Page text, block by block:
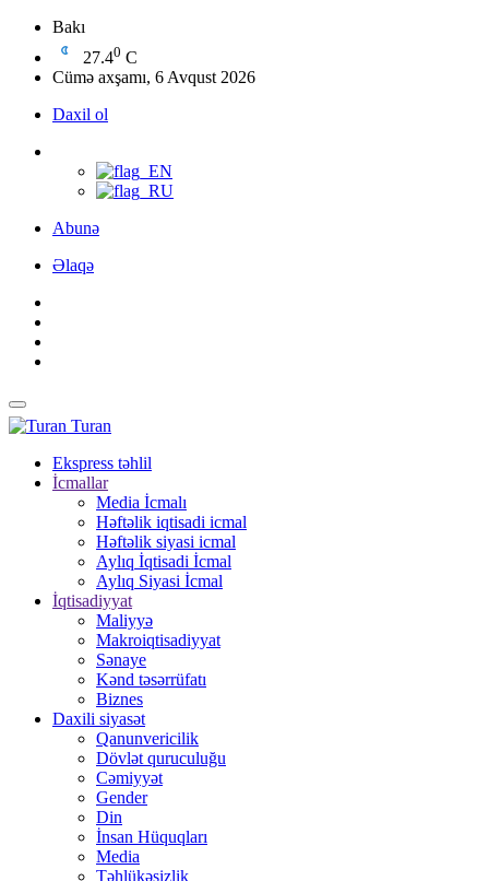
Bakı
27.40 C
Cümə axşamı, 6 Avqust 2026
Daxil ol
Abunə
Əlaqə
Turan
Ekspress təhlil
İcmallar
Media İcmalı
Həftəlik iqtisadi icmal
Həftəlik siyasi icmal
Aylıq İqtisadi İcmal
Aylıq Siyasi İcmal
İqtisadiyyat
Maliyyə
Makroiqtisadiyyat
Sənaye
Kənd təsərrüfatı
Biznes
Daxili siyasət
Qanunvericilik
Dövlət quruculuğu
Cəmiyyət
Gender
Din
İnsan Hüquqları
Media
Təhlükəsizlik